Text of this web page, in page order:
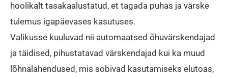
hoolikalt tasakaalustatud, et tagada puhas ja värske
tulemus igapäevases kasutuses.
Valikusse kuuluvad nii automaatsed õhuvärskendajad
ja täidised, pihustatavad värskendajad kui ka muud
lõhnalahendused, mis sobivad kasutamiseks elutoas,